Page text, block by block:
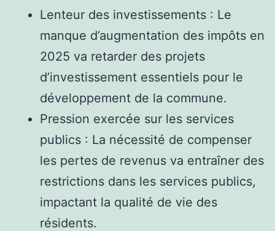
Lenteur des investissements : Le
manque d’augmentation des impôts en
2025 va retarder des projets
d’investissement essentiels pour le
développement de la commune.
Pression exercée sur les services
publics : La nécessité de compenser
les pertes de revenus va entraîner des
restrictions dans les services publics,
impactant la qualité de vie des
résidents.